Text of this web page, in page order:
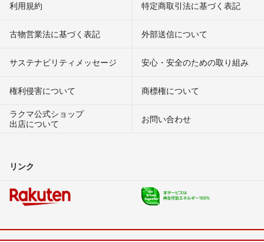
利用規約 特定商取引法に基づく表記
古物営業法に基づく表記 外部送信について
サステナビリティメッセージ 安心・安全のための取り組み
権利侵害について
商標権について
ラクマ公式ショップ
出店について
お問い合わせ
リンク